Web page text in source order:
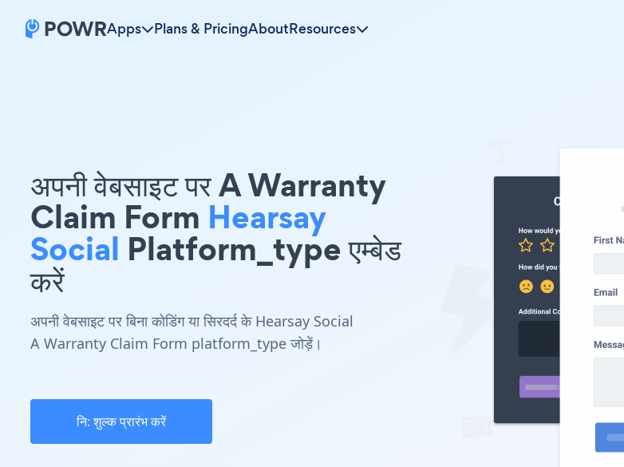
Apps Plans & PricingAboutResources
अपनी वेबसाइट पर A Warranty
Claim Form Hearsay
Social Platform_type एम्बेड
करें
अपनी वेबसाइट पर बिना कोडिंग या सिरदर्द के Hearsay Social
A Warranty Claim Form platform_type जोड़ें।
नि: शुल्क प्रारंभ करें